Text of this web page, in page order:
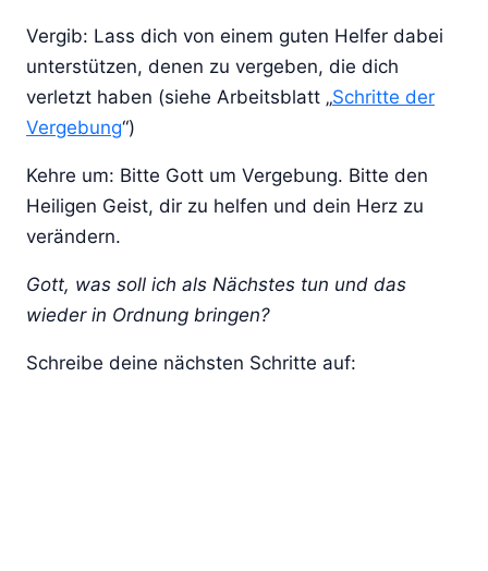
Vergib: Lass dich von einem guten Helfer dabei
unterstützen, denen zu vergeben, die dich
verletzt haben (siehe Arbeitsblatt „Schritte der
Vergebung“)
Kehre um: Bitte Gott um Vergebung. Bitte den
Heiligen Geist, dir zu helfen und dein Herz zu
verändern.
Gott, was soll ich als Nächstes tun und das
wieder in Ordnung bringen?
Schreibe deine nächsten Schritte auf: